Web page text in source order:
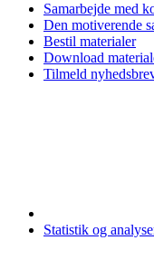
Samarbejde med
Den motiverende
Bestil materialer
Download
Tilmeld
Statistik og